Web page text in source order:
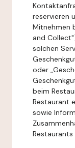
reservieren
Mitnehmen
and
solchen
oder
beim
Restaurant
sowie
Restaurants